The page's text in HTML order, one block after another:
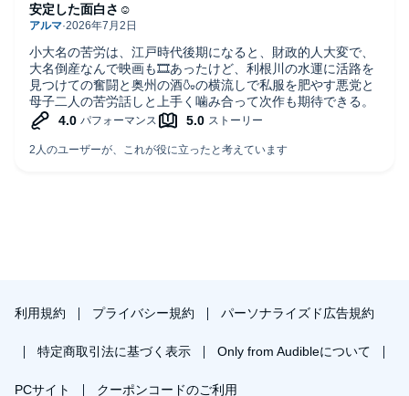
小大名の苦労は、江戸時代後期になると、財政的人大変で、
大名倒産なんで映画も🎞️あったけど、利根川の水運に活路を
見つけての奮闘と奥州の酒🍶の横流しで私服を肥やす悪党と
母子二人の苦労話しと上手く噛み合って次作も期待できる。
安定した面白さ☺️
利用規約 プライバシー規約 パーソナライズド広告規約
特定商取引法に基づく表示 Only from Audibleについて
PCサイト クーポンコードのご利用